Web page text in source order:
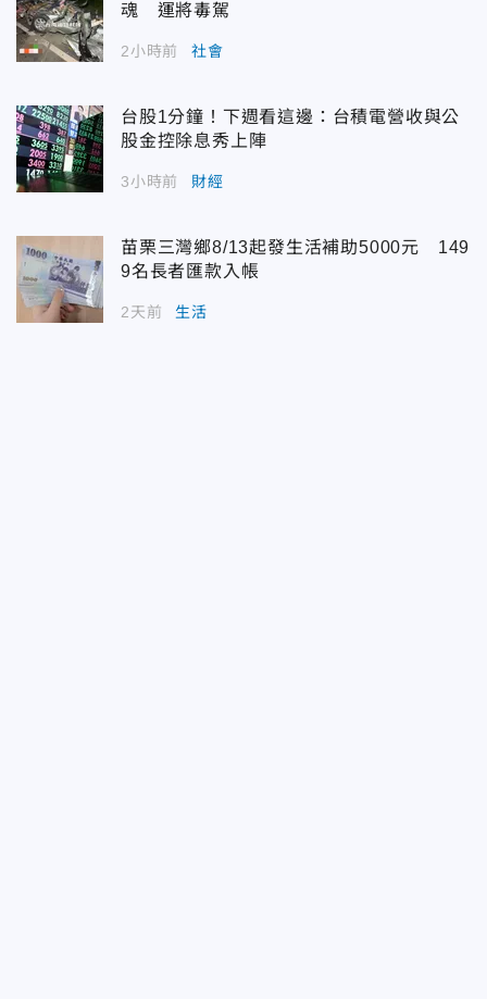
魂 運將毒駕
2小時前 社會
台股1分鐘！下週看這邊：台積電營收與公
股金控除息秀上陣
3小時前 財經
苗栗三灣鄉8/13起發生活補助5000元 149
9名長者匯款入帳
2天前 生活